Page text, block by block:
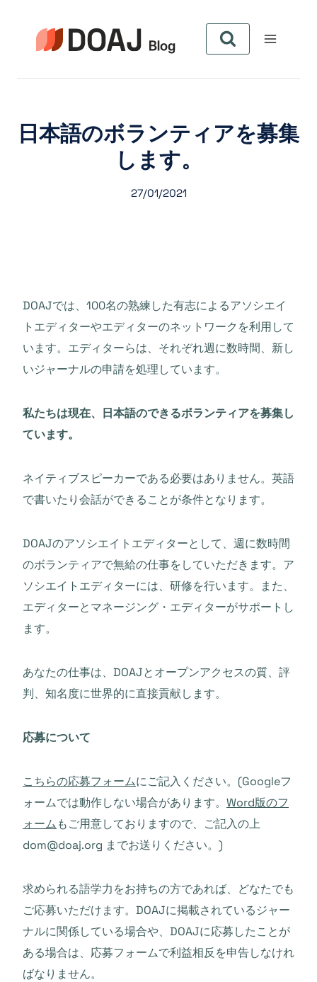
content
日本語のボランティアを募集
します。
27/01/2021
DOAJでは、100名の熟練した有志によるアソシエイ
トエディターやエディターのネットワークを利用して
います。エディターらは、それぞれ週に数時間、新し
いジャーナルの申請を処理しています。
私たちは現在、日本語のできるボランティアを募集し
ています。
ネイティブスピーカーである必要はありません。英語
で書いたり会話ができることが条件となります。
DOAJのアソシエイトエディターとして、週に数時間
のボランティアで無給の仕事をしていただきます。ア
ソシエイトエディターには、研修を行います。また、
エディターとマネージング・エディターがサポートし
ます。
あなたの仕事は、DOAJとオープンアクセスの質、評
判、知名度に世界的に直接貢献します。
応募について
こちらの応募フォームにご記入ください。(Googleフ
ォームでは動作しない場合があります。 Word版のフ
ォームもご用意しておりますので、ご記入の上
dom@doaj.org までお送りください。)
求められる語学力をお持ちの方であれば、どなたでも
ご応募いただけます。DOAJに掲載されているジャー
ナルに関係している場合や、DOAJに応募したことが
ある場合は、応募フォームで利益相反を申告しなけれ
ばなりません。